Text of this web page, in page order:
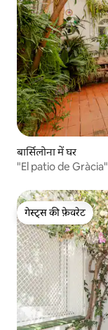
बार्सिलोना में घर
"El patio de Gràcia"
गेस्ट्स की फ़ेवरेट
गेस्ट्स की फ़ेवरेट